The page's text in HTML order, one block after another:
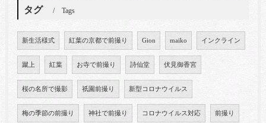
タグ Tags
新生活様式 紅葉の京都で前撮り Gion maiko インクライン
蹴上 紅葉 お寺で前撮り 詩仙堂 伏見御香宮
桜の名所で撮影 祇園前撮り 新型コロナウイルス
梅の季節の前撮り 神社で前撮り コロナウイルス対応 前撮り